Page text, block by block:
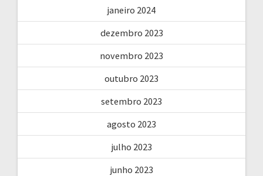
janeiro 2024
dezembro 2023
novembro 2023
outubro 2023
setembro 2023
agosto 2023
julho 2023
junho 2023